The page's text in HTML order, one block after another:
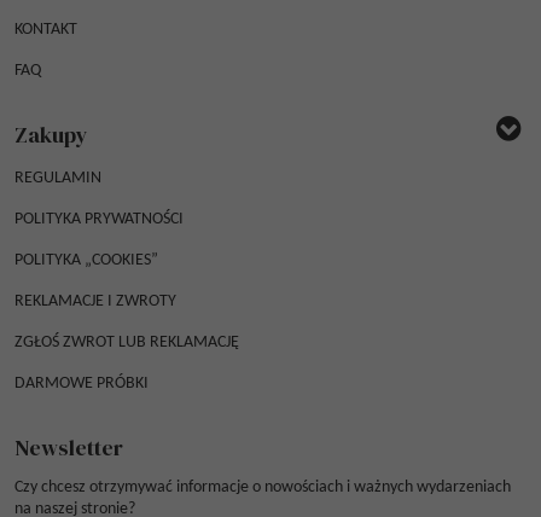
KONTAKT
FAQ
Zakupy
REGULAMIN
POLITYKA PRYWATNOŚCI
POLITYKA „COOKIES”
REKLAMACJE I ZWROTY
ZGŁOŚ ZWROT LUB REKLAMACJĘ
DARMOWE PRÓBKI
Newsletter
Czy chcesz otrzymywać informacje o nowościach i ważnych wydarzeniach
na naszej stronie?